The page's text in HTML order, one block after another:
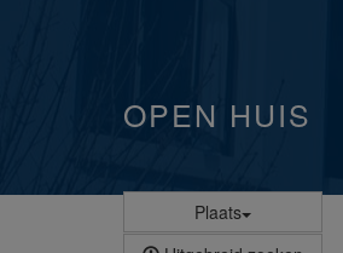
OPEN HUIS
Plaats